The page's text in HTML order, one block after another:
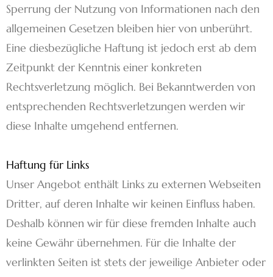
Sperrung der Nutzung von Informationen nach den
allgemeinen Gesetzen bleiben hier von unberührt.
Eine diesbezügliche Haftung ist jedoch erst ab dem
Zeitpunkt der Kenntnis einer konkreten
Rechtsverletzung möglich. Bei Bekanntwerden von
entsprechenden Rechtsverletzungen werden wir
diese Inhalte umgehend entfernen.
Haftung für Links
Unser Angebot enthält Links zu externen Webseiten
Dritter, auf deren Inhalte wir keinen Einfluss haben.
Deshalb können wir für diese fremden Inhalte auch
keine Gewähr übernehmen. Für die Inhalte der
verlinkten Seiten ist stets der jeweilige Anbieter oder